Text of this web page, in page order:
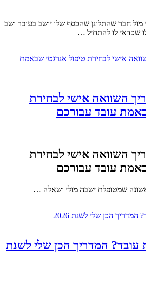
מול חבר שהתלונן שהכסף שלו יושב בעובר ושב
שכדאי לו להתחיל …
2026: מדריך השוואה אישי לבחירת
עובד עבורכם
2026: מדריך השוואה אישי לבחירת
עובד עבורכם
שמטופלת ישבה מולי ושאלה …
עובד? המדריך הכן שלי לשנת